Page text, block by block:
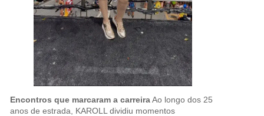
Encontros que marcaram a carreiraAo longo dos 25
anos de estrada, KAROLL dividiu momentos